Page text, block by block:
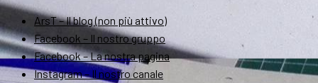
ArsT – Il blog (non più attivo)
Facebook – Il nostro gruppo
Facebook – La nostra pagina
Instagram – Il nostro canale